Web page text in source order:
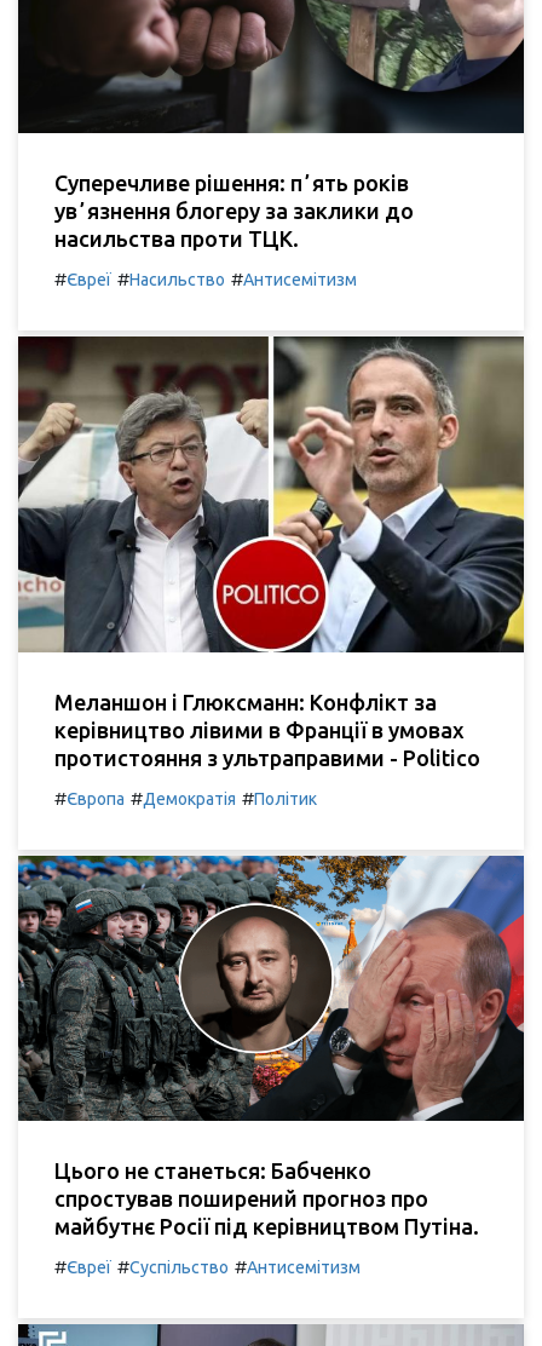
Суперечливе рішення: пʼять років
увʼязнення блогеру за заклики до
насильства проти ТЦК.
#Євреї #Насильство #Антисемітизм
Меланшон і Глюксманн: Конфлікт за
керівництво лівими в Франції в умовах
протистояння з ультраправими - Politico
#Європа #Демократія #Політик
Цього не станеться: Бабченко
спростував поширений прогноз про
майбутнє Росії під керівництвом Путіна.
#Євреї #Суспільство #Антисемітизм